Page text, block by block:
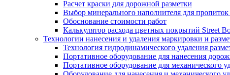
Расчет краски для дорожной разметки
Выбор минерального наполнителя для
Обоснование стоимости работ
Калькулятор расхода цветных покрытий Street
Технологии нанесения и удаления маркировки и
Технология гидродинамического удаления
Портативное оборудование для нанесения
Портативное оборудование для механического